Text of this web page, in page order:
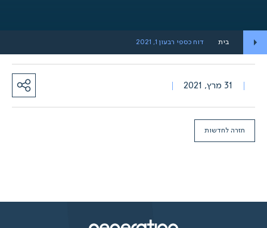
בית דוח כספי רבעון 1, 2021
31 מרץ, 2021
חזרה לחדשות